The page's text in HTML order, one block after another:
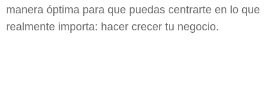
manera óptima para que puedas centrarte en lo que
realmente importa: hacer crecer tu negocio.